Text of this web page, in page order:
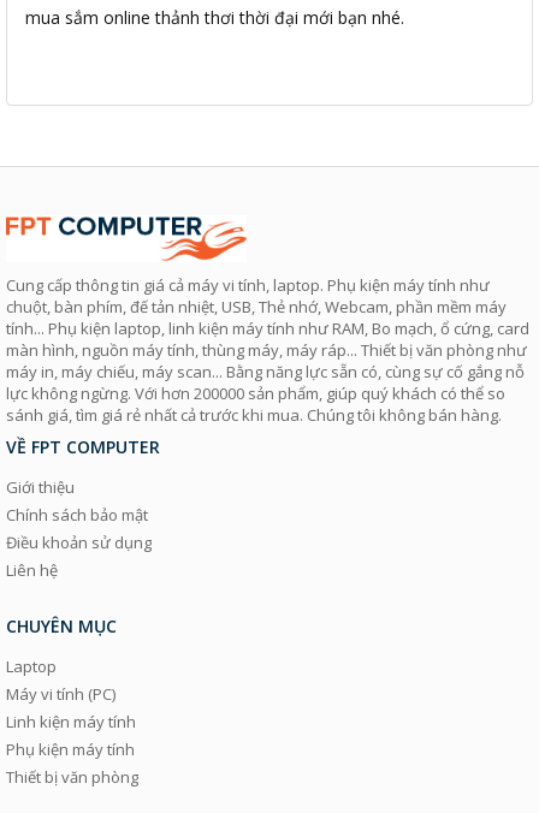
mua sắm online thảnh thơi thời đại mới bạn nhé.
Cung cấp thông tin giá cả máy vi tính, laptop. Phụ kiện máy tính như
chuột, bàn phím, đế tản nhiệt, USB, Thẻ nhớ, Webcam, phần mềm máy
tính... Phụ kiện laptop, linh kiện máy tính như RAM, Bo mạch, ổ cứng, card
màn hình, nguồn máy tính, thùng máy, máy ráp... Thiết bị văn phòng như
máy in, máy chiếu, máy scan... Bằng năng lực sẵn có, cùng sự cố gắng nỗ
lực không ngừng. Với hơn 200000 sản phẩm, giúp quý khách có thể so
sánh giá, tìm giá rẻ nhất cả trước khi mua. Chúng tôi không bán hàng.
VỀ FPT COMPUTER
Giới thiệu
Chính sách bảo mật
Điều khoản sử dụng
Liên hệ
CHUYÊN MỤC
Laptop
Máy vi tính (PC)
Linh kiện máy tính
Phụ kiện máy tính
Thiết bị văn phòng